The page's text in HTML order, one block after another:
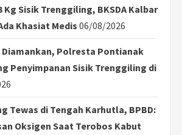
Kg Sisik Trenggiling, BKSDA Kalbar
Khasiat Medis 06/08/2026
Diamankan, Polresta Pontianak
Penyimpanan Sisik Trenggiling di
Tewas di Tengah Karhutla, BPBD:
Oksigen Saat Terobos Kabut